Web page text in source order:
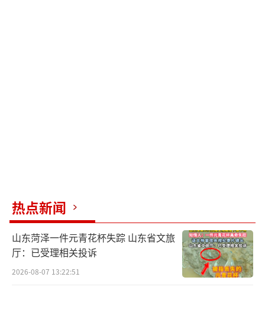
热点新闻
山东菏泽一件元青花杯失踪 山东省文旅
厅：已受理相关投诉
2026-08-07 13:22:51